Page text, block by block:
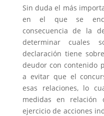
Sin duda el más
en el que se
consecuencia de la
determinar cuales
declaración tiene
deudor con contenido
a evitar que el
esas relaciones, lo
medidas en relación
ejercicio de acciones